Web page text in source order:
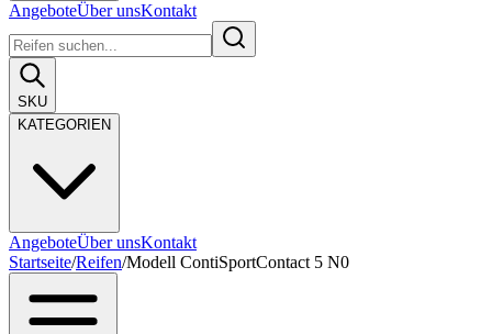
AngeboteÜber unsKontakt
SKU
KATEGORIEN
AngeboteÜber unsKontakt
Startseite/Reifen/Modell ContiSportContact 5 N0